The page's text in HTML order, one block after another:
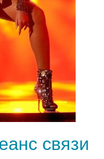
связи